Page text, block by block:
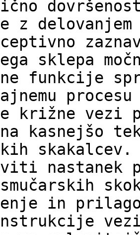
z
sklepa
funkcije
križne vezi
kasnejšo
nastanek
in